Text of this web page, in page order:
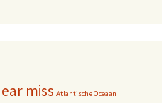
miss Atlantische Oceaan